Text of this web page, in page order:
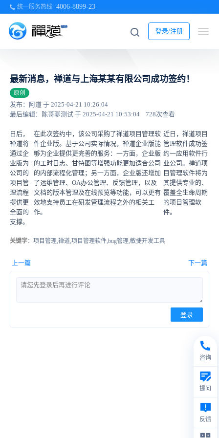
统一服务热线 4006-8899-23
登录/注册
最新消息，禅道与上海某某有限公司成功签约！
原创
发布：阿道 于 2025-04-21 10:26:04
最后编辑：陈哥聊测试 于 2025-04-21 10:53:04
728次查看
近日，禅道项目
管理软件成功签
约一应用软件行
业公司。禅道项
目管理软件将为
其提供专业的、
覆盖全生命周期
的项目管理软
件。
在此次签约中，该公司采购了禅道项目管理软
件企业版。基于公司实际情况，禅道企业版能
够为企业提供更完善的服务：一方面，企业版
的工时日志、甘特图等增强功能更加适合公司
的内部流程化管理；另一方面，企业版还增加
了运维管理、OA办公管理、反馈管理，以及
文档的版本管理及在线预览等功能，可以更有
效地支持员工在研发管理流程之外的相关工
作。
日后，
禅道将
通过企
业版为
公司的
项目管
理流程
提供更
全面的
支撑。
关键字：项目管理,禅道,项目管理软件,bug管理,敏捷开发工具
上一篇 下一篇
登录
咨询
提问
反馈